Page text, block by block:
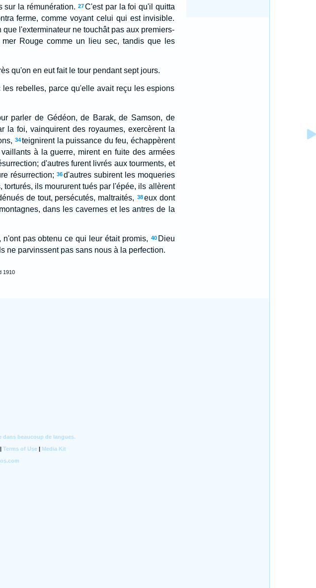
sur la rémunération. 27C'est par la foi qu'il quitta
ferme, comme voyant celui qui est invisible.
l'exterminateur ne touchât pas aux premiers-
Rouge comme un lieu sec, tandis que les
qu'on en eut fait le tour pendant sept jours.
rebelles, parce qu'elle avait reçu les espions
parler de Gédéon, de Barak, de Samson, de
la foi, vainquirent des royaumes, exercèrent la
34teignirent la puissance du feu, échappèrent
à la guerre, mirent en fuite des armées
d'autres furent livrés aux tourments, et
résurrection; 36d'autres subirent les moqueries
torturés, ils moururent tués par l'épée, ils allèrent
de tout, persécutés, maltraités, 38eux dont
dans les cavernes et les antres de la
pas obtenu ce qui leur était promis, 40 Dieu
ne parvinssent pas sans nous à la perfection.
1910